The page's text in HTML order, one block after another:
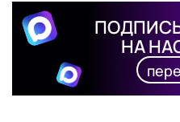
НА